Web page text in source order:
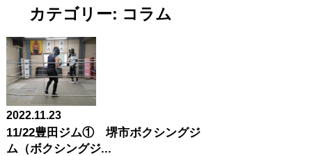
カテゴリー: コラム
2022.11.23
11/22豊田ジム① 堺市ボクシングジ
ム（ボクシングジ...